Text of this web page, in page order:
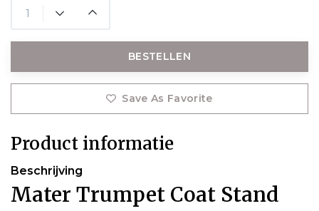
BESTELLEN
Save As Favorite
Product informatie
Beschrijving
Mater Trumpet Coat Stand